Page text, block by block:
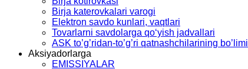
Birja katerovkalari varogi
Elektron savdo kunlari, vaqtlari
Tovarlarni savdolarga qo‘yish jadvallari
ASK to’g’ridan-to’g’ri qatnashchilarining bo’limi
Aksiyadorlarga
EMISSIYALAR